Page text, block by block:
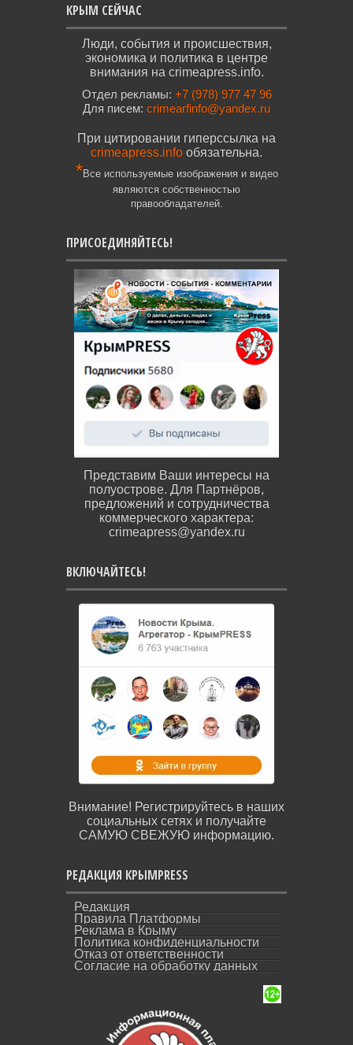
КРЫМ СЕЙЧАС
Люди, события и происшествия,
экономика и политика в центре
внимания на crimeapress.info.
Отдел рекламы: +7 (978) 977 47 96
Для писем: crimearfinfo@yandex.ru
При цитировании гиперссылка на
crimeapress.info обязательна.
*Все используемые изображения и видео
являются собственностью
правообладателей.
ПРИСОЕДИНЯЙТЕСЬ!
Представим Ваши интересы на
полуострове. Для Партнёров,
предложений и сотрудничества
коммерческого характера:
crimeapress@yandex.ru
ВКЛЮЧАЙТЕСЬ!
Внимание! Регистрируйтесь в наших
социальных сетях и получайте
САМУЮ СВЕЖУЮ информацию.
РЕДАКЦИЯ КРЫМPRESS
Редакция
Правила Платформы
Реклама в Крыму
Политика конфиденциальности
Отказ от ответственности
Согласие на обработку данных